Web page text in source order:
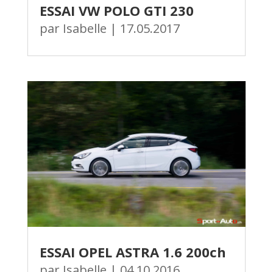
ESSAI VW POLO GTI 230
par Isabelle | 17.05.2017
ESSAI OPEL ASTRA 1.6 200ch